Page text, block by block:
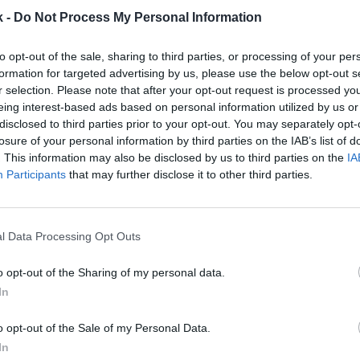
- Do Not Process My Personal Information
opt-out of the sale, sharing to third parties, or processing of your
for targeted advertising by us, please use the below opt-out
selection. Please note that after your opt-out request is processed
interest-based ads based on personal information utilized by us
to third parties prior to your opt-out. You may separately
of your personal information by third parties on the IAB’s list of
This information may also be disclosed by us to third parties on the
Participants that may further disclose it to other third parties.
Data Processing Opt Outs
opt-out of the Sharing of my personal data.
opt-out of the Sale of my Personal Data.
para realizar los pagos mediante
sus últimos dos partidos por incomparecencia al
jugadores. Su entrenador y varios jugadores de la
el equipo en las últimas semanas. De hecho, el
Basketball Champions League(BCL) la pasada
solo cinco jugadores. El club siciliano ya había
10 puntos El partido de vuelta delplay-infue
directamente. El club siciliano ya había sido
el club ha faltado tras “la utilización en el campo
de un equipo evidentemente no capaz de
poder disputar formalmente el partido en
retirada que comportaría la retirada
parte de la sentencia, todos los resultados de
jugado contra el Trapani se excluirán.